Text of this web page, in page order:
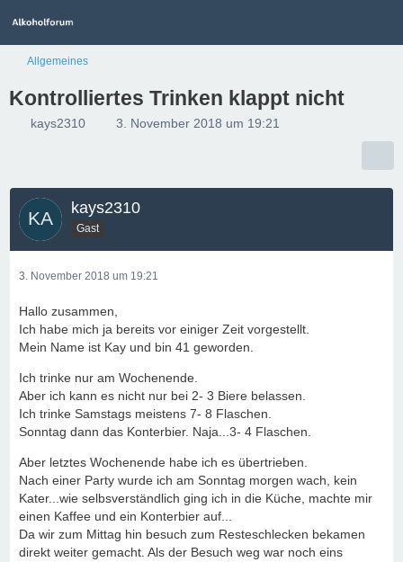
Allgemeines
Kontrolliertes Trinken klappt nicht
kays2310 3. November 2018 um 19:21
kays2310
Gast
3. November 2018 um 19:21
Hallo zusammen,
Ich habe mich ja bereits vor einiger Zeit vorgestellt.
Mein Name ist Kay und bin 41 geworden.
Ich trinke nur am Wochenende.
Aber ich kann es nicht nur bei 2- 3 Biere belassen.
Ich trinke Samstags meistens 7- 8 Flaschen.
Sonntag dann das Konterbier. Naja...3- 4 Flaschen.
Aber letztes Wochenende habe ich es übertrieben.
Nach einer Party wurde ich am Sonntag morgen wach, kein
Kater...wie selbsverständlich ging ich in die Küche, machte mir
einen Kaffee und ein Konterbier auf...
Da wir zum Mittag hin besuch zum Resteschlecken bekamen
direkt weiter gemacht. Als der Besuch weg war noch eins